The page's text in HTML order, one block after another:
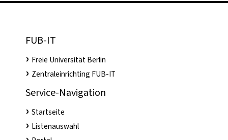
FUB-IT
Freie Universität Berlin
Zentraleinrichting FUB-IT
Service-Navigation
Startseite
Listenauswahl